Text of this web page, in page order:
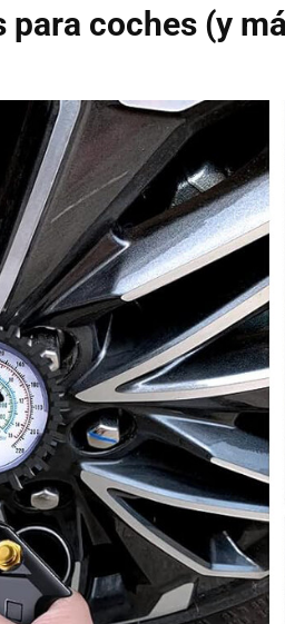
para coches (y